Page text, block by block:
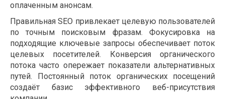
оплаченным анонсам.
Правильная SEO привлекает целевую пользователей
по точным поисковым фразам. Фокусировка на
подходящие ключевые запросы обеспечивает поток
целевых посетителей. Конверсия органического
потока часто опережает показатели альтернативных
путей. Постоянный поток органических посещений
создаёт базис эффективного веб-присутствия